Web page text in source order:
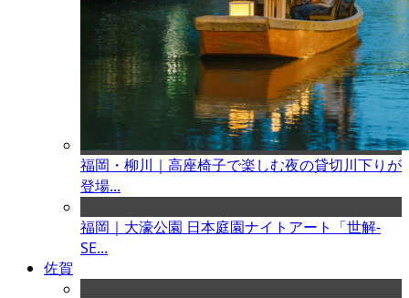
福岡・柳川｜高座椅子で楽しむ夜の貸切川下りが
登場...
福岡｜大濠公園 日本庭園ナイトアート「世解-
SE...
佐賀